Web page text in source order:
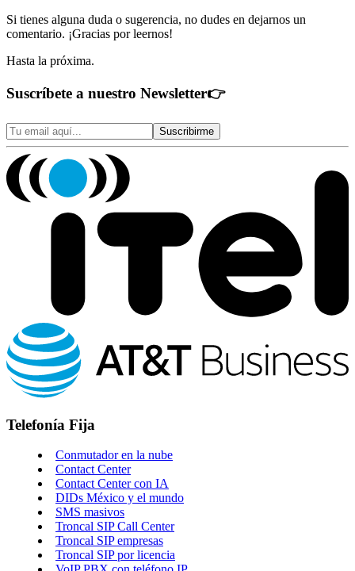
Si tienes alguna duda o sugerencia, no dudes en dejarnos un
comentario. ¡Gracias por leernos!
Hasta la próxima.
Suscríbete a nuestro Newsletter👉
Suscribirme
Telefonía Fija
Conmutador en la nube
Contact Center
Contact Center con IA
DIDs México y el mundo
SMS masivos
Troncal SIP Call Center
Troncal SIP empresas
Troncal SIP por licencia